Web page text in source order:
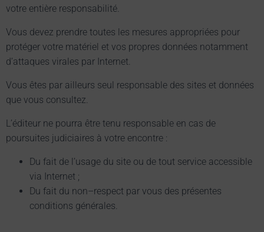
votre entière responsabilité.
Vous devez prendre toutes les mesures appropriées pour
protéger votre matériel et vos propres données notamment
d’attaques virales par Internet.
Vous êtes par ailleurs seul responsable des sites et données
que vous consultez.
L’éditeur ne pourra être tenu responsable en cas de
poursuites judiciaires à votre encontre :
Du fait de l’usage du site ou de tout service accessible
via Internet ;
Du fait du non–respect par vous des présentes
conditions générales.